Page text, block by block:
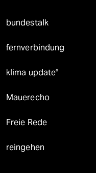
bundestalk
fernverbindung
klima update°
Mauerecho
Freie Rede
reingehen